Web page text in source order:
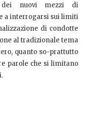
dei nuovi mezzi di
a interrogarsi sui limiti
di condotte
al tradizionale tema
quanto so-prattutto
parole che si limitano